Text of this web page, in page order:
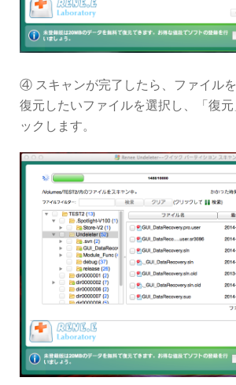
④ スキャンが完了したら、ファイル
復元したいファイルを選択し、「復元
ックします。